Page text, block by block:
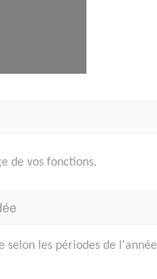
de vos fonctions.
selon les périodes de l'année